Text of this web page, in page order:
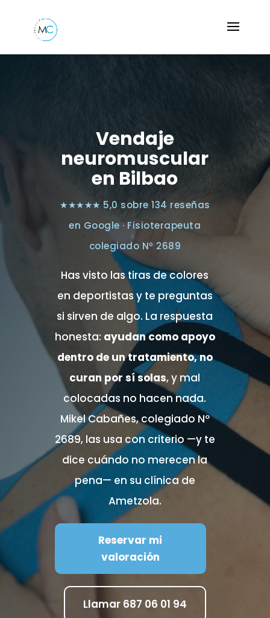
Vendaje
neuromuscular
en Bilbao
★★★★★ 5,0 sobre 134 reseñas
en Google · Fisioterapeuta
colegiado Nº 2689
Has visto las tiras de colores
en deportistas y te preguntas
si sirven de algo. La respuesta
honesta: ayudan como apoyo
dentro de un tratamiento, no
curan por sí solas, y mal
colocadas no hacen nada.
Mikel Cabañes, colegiado Nº
2689, las usa con criterio —y te
dice cuándo no merecen la
pena— en su clínica de
Ametzola.
Reservar mi
valoración
Llamar 687 06 01 94